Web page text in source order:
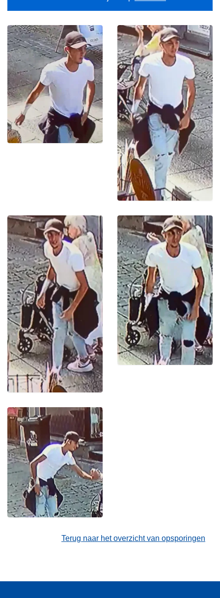
Terug naar het overzicht van opsporingen